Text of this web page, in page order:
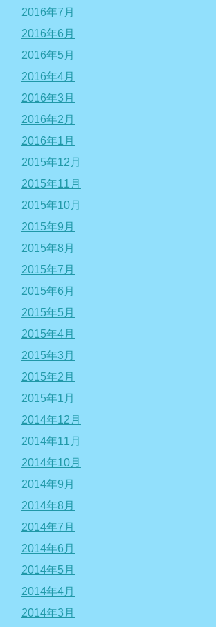
2016年7月
2016年6月
2016年5月
2016年4月
2016年3月
2016年2月
2016年1月
2015年12月
2015年11月
2015年10月
2015年9月
2015年8月
2015年7月
2015年6月
2015年5月
2015年4月
2015年3月
2015年2月
2015年1月
2014年12月
2014年11月
2014年10月
2014年9月
2014年8月
2014年7月
2014年6月
2014年5月
2014年4月
2014年3月